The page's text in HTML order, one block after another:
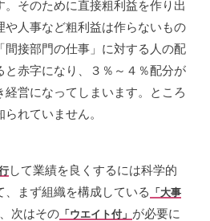
そのために直接粗利益を作り出
や人事など粗利益は作らないもの
間接部門の仕事」に対する人の配
と赤字になり、３％～４％配分が
経営になってしまいます。ところ
れていません。
して業績を良くするには科学的
、まず組織を構成している 「大事
次はその 「ウエイト付」 が必要に